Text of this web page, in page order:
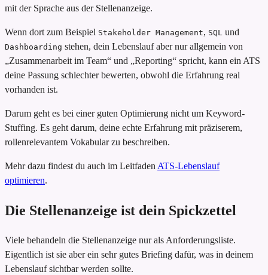
mit der Sprache aus der Stellenanzeige.
Wenn dort zum Beispiel Stakeholder Management, SQL und
Dashboarding stehen, dein Lebenslauf aber nur allgemein von
„Zusammenarbeit im Team“ und „Reporting“ spricht, kann ein ATS
deine Passung schlechter bewerten, obwohl die Erfahrung real
vorhanden ist.
Darum geht es bei einer guten Optimierung nicht um Keyword-
Stuffing. Es geht darum, deine echte Erfahrung mit präziserem,
rollenrelevantem Vokabular zu beschreiben.
Mehr dazu findest du auch im LeitfadenATS-Lebenslauf
optimieren.
Die Stellenanzeige ist dein Spickzettel
Viele behandeln die Stellenanzeige nur als Anforderungsliste.
Eigentlich ist sie aber ein sehr gutes Briefing dafür, was in deinem
Lebenslauf sichtbar werden sollte.